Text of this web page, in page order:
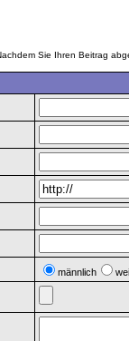
Sie Ihren Beitrag
männlich